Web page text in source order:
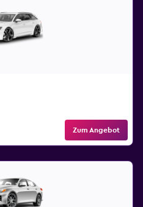
Zum Angebot